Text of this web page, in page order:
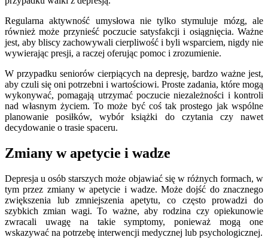
Regularna aktywność umysłowa nie tylko stymuluje mózg, ale
również może przynieść poczucie satysfakcji i osiągnięcia. Ważne
jest, aby bliscy zachowywali cierpliwość i byli wsparciem, nigdy nie
wywierając presji, a raczej oferując pomoc i zrozumienie.
W przypadku seniorów cierpiących na depresję, bardzo ważne jest,
aby czuli się oni potrzebni i wartościowi. Proste zadania, które mogą
wykonywać, pomagają utrzymać poczucie niezależności i kontroli
nad własnym życiem. To może być coś tak prostego jak wspólne
planowanie posiłków, wybór książki do czytania czy nawet
decydowanie o trasie spaceru.
Zmiany w apetycie i wadze
Depresja u osób starszych może objawiać się w różnych formach, w
tym przez zmiany w apetycie i wadze. Może dojść do znacznego
zwiększenia lub zmniejszenia apetytu, co często prowadzi do
szybkich zmian wagi. To ważne, aby rodzina czy opiekunowie
zwracali uwagę na takie symptomy, ponieważ mogą one
wskazywać na potrzebę interwencji medycznej lub psychologicznej.